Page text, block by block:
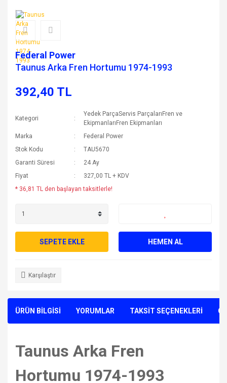
Federal Power
Taunus Arka Fren Hortumu 1974-1993
392,40 TL
Kategori
Yedek ParçaServis ParçalarıFren ve
EkipmanlarıFren Ekipmanları
Marka
Federal Power
Stok Kodu
TAU5670
Garanti Süresi
24 Ay
Fiyat
327,00 TL + KDV
* 36,81 TL den başlayan taksitlerle!
SEPETE EKLE HEMEN AL
Karşılaştır
ÜRÜN BİLGİSİ YORUMLAR TAKSİT SEÇENEKLERİ
Taunus Arka Fren
Hortumu 1974-1993